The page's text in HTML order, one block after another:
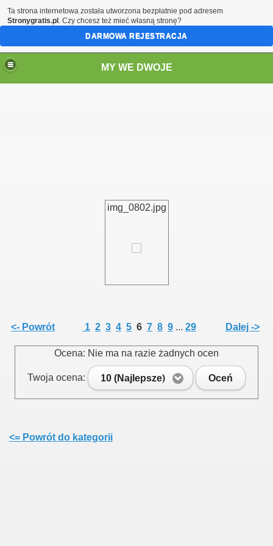
MY WE DWOJE
img_0802.jpg
<- Powrót 1 2 3 4 5 6 7 8 9 ... 29 Dalej ->
Ocena: Nie ma na razie żadnych ocen
Twoja ocena: 10 (Najlepsze) Oceń
<= Powrót do kategorii
Ta strona internetowa została utworzona bezpłatnie pod adresem
Stronygratis.pl . Czy chcesz też mieć własną stronę?
DARMOWA REJESTRACJA